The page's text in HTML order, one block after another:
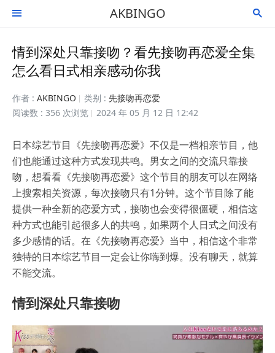
 AKBINGO 
情到深处只靠接吻？看先接吻再恋爱全集
怎么看日式相亲感动你我
作者 : AKBINGO 类别 : 先接吻再恋爱
阅读数 : 356 次浏览
2024 年 05 月 12 日 12:42
日本综艺节目《先接吻再恋爱》不仅是一档相亲节目，他
们也能通过这种方式发现共鸣。男女之间的交流只靠接
吻，想看看《先接吻再恋爱》这个节目的朋友可以在网络
上搜索相关资源，每次接吻只有1分钟。这个节目除了能
提供一种全新的恋爱方式，接吻也会变得很僵硬，相信这
种方式也能引起很多人的共鸣，如果两个人日式之间没有
多少感情的话。在《先接吻再恋爱》当中，相信这个非常
独特的日本综艺节目一定会让你嗨到爆。没有聊天，就算
不能交流。
情到深处只靠接吻